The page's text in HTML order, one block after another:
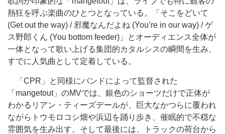
熱狂を呼ぶ楽曲のひとつとなっている。「そこをどいて
(Get out the way) / 邪魔なんだよね (You’re in our way) / ゲ
ス野郎くん (You bottom feeder)」とオーディエンス全体が
一体となって歌い上げる集団的カタルシスの瞬間を生み、
すでに人気曲として定着している。
「CPR」と同様にバンドによって監督された
「mangetout」のMVでは、銀色のショーツだけで正体が
わかるリアン・ティーズデールが、巨大なかつらに覆われ
ながらトウモロコシ畑や浜辺を踊り歩き、催眠的で不穏な
雰囲気を生み出す。そして最後には、トラックの荷台から